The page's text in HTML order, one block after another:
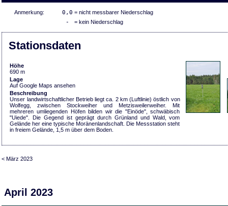
Anmerkung: 0,0 = nicht messbarer Niederschlag
- = kein Niederschlag
Stationsdaten
Höhe
690 m
Lage
Auf Google Maps ansehen
Beschreibung
Unser landwirtschaftlicher Betrieb liegt ca. 2 km (Luftlinie) östlich von
Wolfegg, zwischen Stockweiher und Metzisweilerweiher. Mit
mehreren umliegenden Höfen bilden wir die "Einöde", schwäbisch
"Uiede". Die Gegend ist geprägt durch Grünland und Wald, vom
Gelände her eine typische Moränenlandschaft. Die Messstation steht
in freiem Gelände, 1,5 m über dem Boden.
< März 2023
April 2023